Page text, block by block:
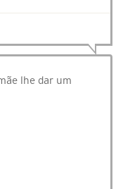
lhe dar um